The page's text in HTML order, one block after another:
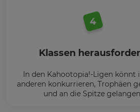
Klassen
In den Kahootopia!-Ligen könnt
anderen konkurrieren, Trophäen
und an die Spitze